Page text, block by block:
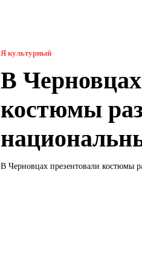
Я культурный
В
костюмы
В Черновцах презентовали костюмы